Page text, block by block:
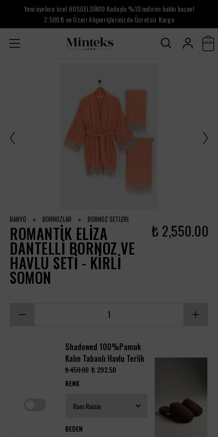
Yeni üyelere özel HOSGELDİN10 Koduyla %10 indirim hakkı kazan!
2.500 ₺ ve Üzeri Alışverişlerinizde Ücretsiz Kargo
BANYO » BORNOZLAR » BORNOZ SETLERİ
ROMANTIK ELIZA
DANTELLI BORNOZ VE
HAVLU SETI - KIRLI
SOMON
₺ 2,550.00
Shadowed 100%Pamuk
Kalın Tabanlı Havlu Terlik
₺ 450.00 ₺ 292.50
RENK
BEDEN